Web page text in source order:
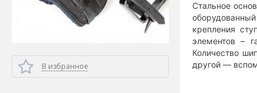
В избранное
Стальное
крепления
элементов –
Количество
другой —